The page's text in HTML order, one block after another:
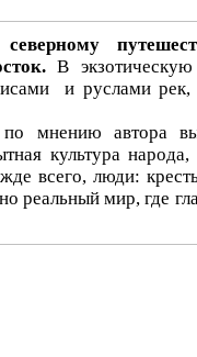
северному
В экзотическую
и руслами рек,
мнению автора
культура
всего, люди:
реальный мир, где